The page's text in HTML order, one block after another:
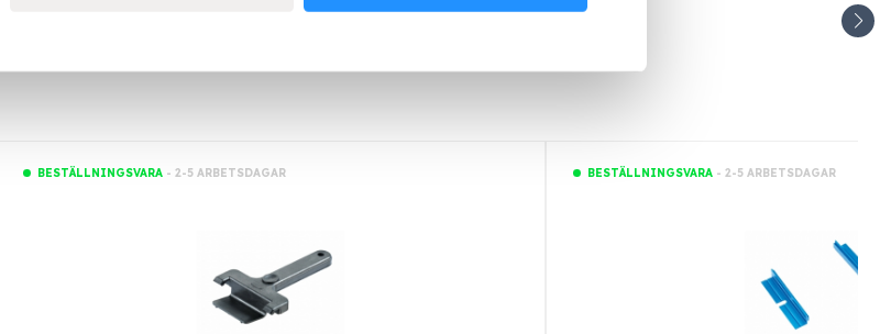
BESTÄLLNINGSVARA- 2-5 ARBETSDAGAR BESTÄLLNINGSVARA- 2-5 ARBETSDAGAR